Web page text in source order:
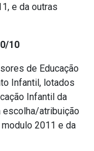
e da outras
10
de Educação
Infantil, lotados
Infantil da
escolha/atribuição
2011 e da